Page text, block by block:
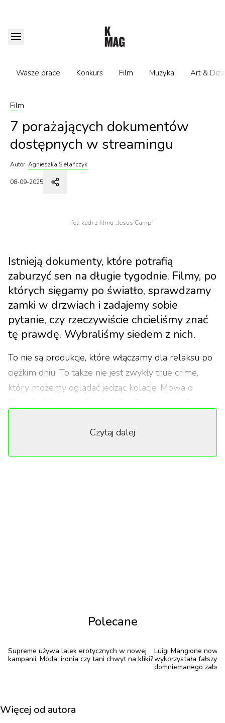
Wasze prace Konkurs Film Muzyka Art &
Film
7 porażających dokumentów
dostępnych w streamingu
Autor: Agnieszka Sielańczyk
08-09-2025
fot. kadr z filmu „Jesus Camp”
Istnieją dokumenty, które potrafią
zaburzyć sen na długie tygodnie. Filmy, po
których sięgamy po światło, sprawdzamy
zamki w drzwiach i zadajemy sobie
pytanie, czy rzeczywiście chcieliśmy znać
tę prawdę. Wybraliśmy siedem z nich.
To nie są produkcje, które włączamy dla relaksu po
ciężkim dniu. To także nie jest zwykły true crime,
który możemy oglądać jedząc kolację. Mowa o
filmach dokumentalnych, które funkcjonują jak
historie, które nagle eksplodują traumą tak
„Grizzly Man” (2005)
że może przepisać prawa natury siłą swojej obsesji.
Czytaj dalej
Polecane
Supreme używa lalek erotycznych w nowej
kampanii. Moda, ironia czy tani chwyt na kliki?
Luigi Mangione nową
wykorzystała
domniemanego
Więcej od autora